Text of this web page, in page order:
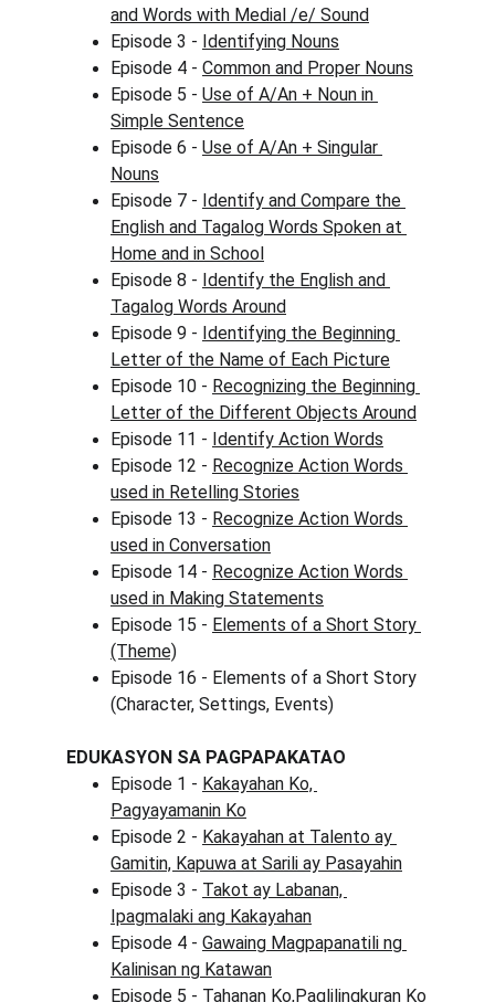
and Words with Medial /e/ Sound
Episode 3 - Identifying Nouns
Episode 4 - Common and Proper Nouns
Episode 5 - Use of A/An + Noun in
Simple Sentence
Episode 6 - Use of A/An + Singular
Nouns
Episode 7 - Identify and Compare the
English and Tagalog Words Spoken at
Home and in School
Episode 8 - Identify the English and
Tagalog Words Around
Episode 9 - Identifying the Beginning
Letter of the Name of Each Picture
Episode 10 - Recognizing the Beginning
Letter of the Different Objects Around
Episode 11 - Identify Action Words
Episode 12 - Recognize Action Words
used in Retelling Stories
Episode 13 - Recognize Action Words
used in Conversation
Episode 14 - Recognize Action Words
used in Making Statements
Episode 15 - Elements of a Short Story
(Theme)
Episode 16 - Elements of a Short Story
(Character, Settings, Events)
EDUKASYON SA PAGPAPAKATAO
Episode 1 - Kakayahan Ko,
Pagyayamanin Ko
Episode 2 - Kakayahan at Talento ay
Gamitin, Kapuwa at Sarili ay Pasayahin
Episode 3 - Takot ay Labanan,
Ipagmalaki ang Kakayahan
Episode 4 - Gawaing Magpapanatili ng
Kalinisan ng Katawan
Episode 5 - Tahanan Ko,Paglilingkuran Ko